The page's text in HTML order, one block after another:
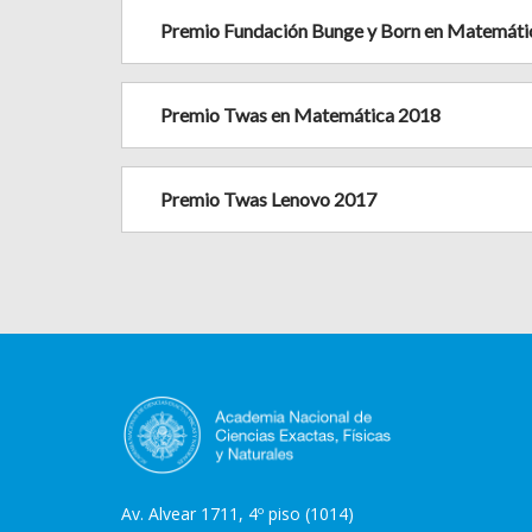
Premio Fundación Bunge y Born en
Premio Twas en Matemática 2018
Premio Twas Lenovo 2017
Av. Alvear 1711, 4º piso (1014)